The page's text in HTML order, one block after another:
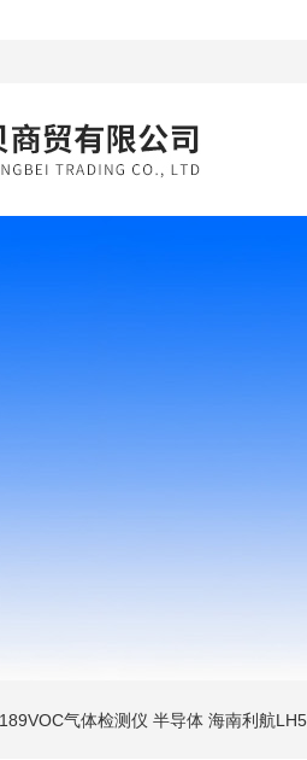
气体检测仪 半导体 海南利航